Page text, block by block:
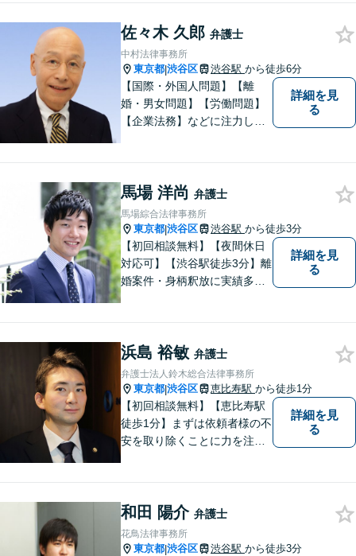
ガルサービスをお届けしま
す。
佐々木 久郎 弁護士
中村法律事務所
東京都|渋谷区 渋谷駅 から徒歩6分
【国際・外国人問題】【離
婚・男女問題】【労働問題】
【企業法務】などに注力して
詳細を見
る
馬場 洋尚 弁護士
馬場綜合法律事務所
東京都|渋谷区 渋谷駅 から徒歩3分
【初回相談無料】【夜間休日
対応可】【渋谷駅徒歩3分】離
婚案件・身柄釈放に実績多数
かりと向き合い、迅速に粘り
強くより良い解決を目指しま
す。お困りの場合、まずはご
相談ください。
詳細を見
る
浜島 裕敏 弁護士
弁護士法人鈴木総合法律事務所
東京都|渋谷区 恵比寿駅 から徒歩1分
【初回相談無料】【恵比寿駅
徒歩1分】まずは依頼者様の不
安を取り除くことに力を注い
事件・労働トラブル・離婚問
題などお悩みのことはぜひご
相談ください。
詳細を見
る
和田 陽介 弁護士
花鳥法律事務所
東京都|渋谷区 渋谷駅 から徒歩3分